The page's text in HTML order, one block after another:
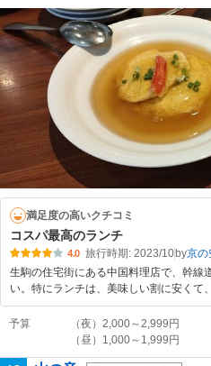
満足度の高いクチコミ
コスパ最高のランチ
4.0 旅行時期: 2023/10by京の
生駒の住宅街にある中国料理店で、幹線
い。特にランチは、美味しい割に安くて
予算
（夜）2,000～2,999円
（昼）1,000～1,999円